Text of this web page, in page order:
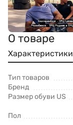
О товаре
Характеристики
Тип товаров
Бренд
Размер обуви US
Пол